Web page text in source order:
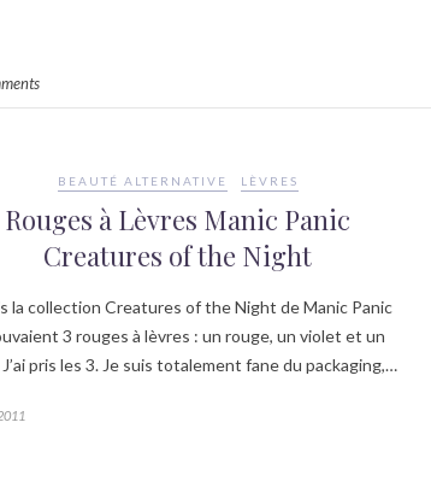
BEAUTÉ ALTERNATIVE LÈVRES
Rouges à Lèvres Manic Panic
Creatures of the Night
la collection Creatures of the Night de Manic Panic
3 rouges à lèvres : un rouge, un violet et un
pris les 3. Je suis totalement fane du packaging,…